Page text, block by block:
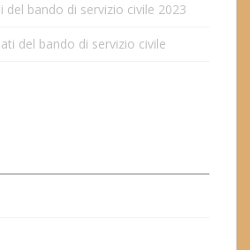
del bando di servizio civile 2023
del bando di servizio civile